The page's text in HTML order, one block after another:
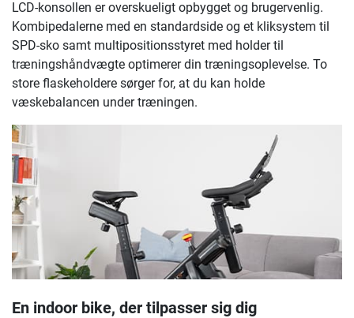
LCD-konsollen er overskueligt opbygget og brugervenlig.
Kombipedalerne med en standardside og et kliksystem til
SPD-sko samt multipositionsstyret med holder til
træningshåndvægte optimerer din træningsoplevelse. To
store flaskeholdere sørger for, at du kan holde
væskebalancen under træningen.
En indoor bike, der tilpasser sig dig